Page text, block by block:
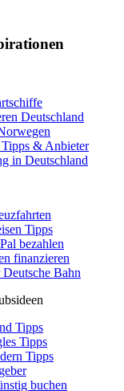
Deutschland
& Anbieter
in Deutschland
Tipps
bezahlen
finanzieren
Bahn
Tipps
Tipps
Tipps
buchen